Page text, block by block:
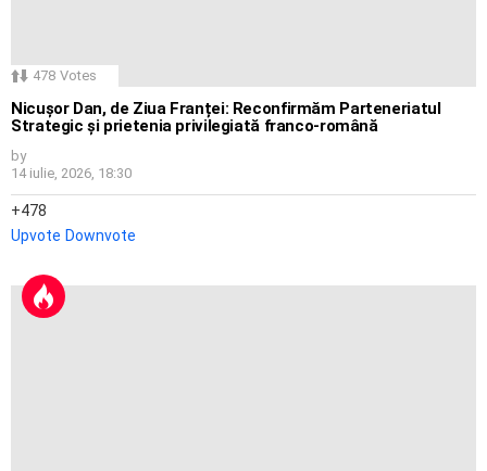
478 Votes
Nicușor Dan, de Ziua Franței: Reconfirmăm Parteneriatul
Strategic și prietenia privilegiată franco-română
by
14 iulie, 2026, 18:30
478
Upvote Downvote